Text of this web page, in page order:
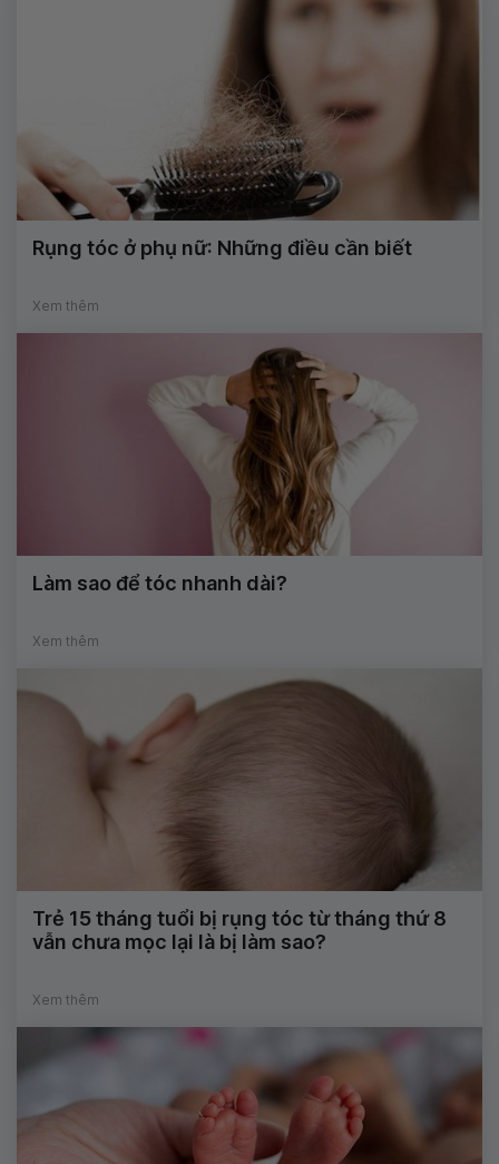
Rụng tóc ở phụ nữ: Những điều cần biết
Xem thêm
Làm sao để tóc nhanh dài?
Xem thêm
Trẻ 15 tháng tuổi bị rụng tóc từ tháng thứ 8
vẫn chưa mọc lại là bị làm sao?
Xem thêm